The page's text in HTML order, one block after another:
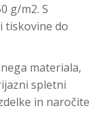
g/m2. S
tiskovine do
materiala,
spletni
in naročite